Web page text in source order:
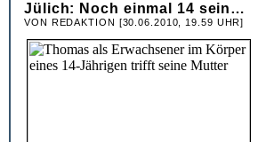
Jülich: Noch einmal 14 sein…
VON REDAKTION [30.06.2010, 19.59 UHR]